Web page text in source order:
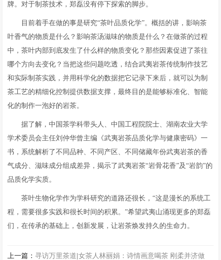
牌。对于制茶技术，郑磊没有停下探索的脚步。
目前着手在做的事是研究“茶叶品质化学”。概括的讲，影响茶
叶香气的物质是什么？影响茶汤滋味的物质是什么？在做茶的过程
中，茶叶内部到底发生了什么样的物质变化？那些因素促进了茶往
哪个方向去变化？当把这些问题吃透，结合武夷岩茶传统制作技艺
和实际制茶实践，并用科学化的数据把它记录下来后，就可以为制
茶工艺的精细化控制提供数据支撑，最终目的是能够标准化、智能
化的制作一泡好的岩茶。
据了解，中国茶学科带头人、中国工程院院士、湖南农业大学
学术委员会主任刘仲华曾主编《武夷岩茶品质化学与健康密码》一
书，系统解析了不同品种、不同产区、不同储藏年份武夷岩茶的香
气成分、滋味成分组成差异，揭示了武夷岩茶“岩骨花香”及“岩韵”的
品质化学实质。
茶叶生物化学作为学科研究的道路还很长，“这是漫长的系统工
程，需要很多实践和很长时间的积累。”希望武夷山涌现更多的郑磊
们，在传承的基础上，创新发展，让岩茶焕发持久的生命力。
上一篇：寻访万里茶道|女茶人林丽娟：诗情画意喝茶 刚柔并济做